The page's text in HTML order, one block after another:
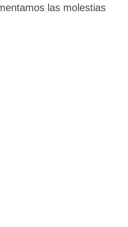
las molestias